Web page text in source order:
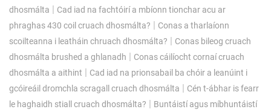
dhosmálta | Cad iad na fachtóirí a mbíonn tionchar acu ar
phraghas 430 coil cruach dhosmálta? | Conas a tharlaíonn
scoilteanna i leatháin chruach dhosmálta? | Conas bileog cruach
dhosmálta brushed a ghlanadh | Conas cáilíocht cornaí cruach
dhosmálta a aithint | Cad iad na prionsabail ba chóir a leanúint i
gcóireáil dromchla scragall cruach dhosmálta | Cén t-ábhar is fearr
le haghaidh stiall cruach dhosmálta? | Buntáistí agus míbhuntáistí